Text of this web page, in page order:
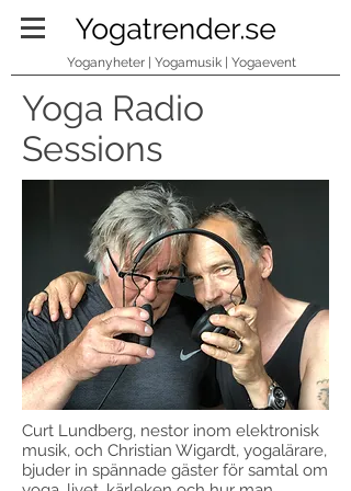
Yoganyheter | Yogamusik | Yogaevent
Yoga Radio
Sessions
Curt Lundberg, nestor inom elektronisk
musik, och Christian Wigardt, yogalärare,
bjuder in spännade gäster för samtal om